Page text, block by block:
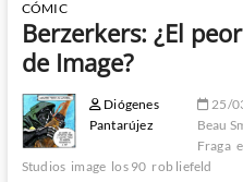
CÓMIC
Berzerkers: ¿El
de Image?
Diógenes
Pantarújez
25/
Beau
Fraga
Studios image los 90 rob liefeld